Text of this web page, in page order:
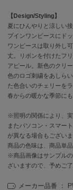
DANSKIN
ダンスキン
EIMY ISTOIRE
エイミー イストワール
emmi
エミ
エミ アトリエ
emmi yoga
エミヨガ
エトレトウキョウ
【Design/Styling】
夏にひんやりと涼しい
プインワンピースにド
ワンピースは取り外し
丈。リボンを付けたフ
アピール。新色のクリ
色のロゴ刺繍をあしら
た色合いのチェリーを
春からの暖かな季節に
※照明の関係により、
またパソコン・スマー
が異なる場合もござい
商品の色味は、商品単
※商品画像はサンプル
ざいますので、予めご了
メーカー品番 ：